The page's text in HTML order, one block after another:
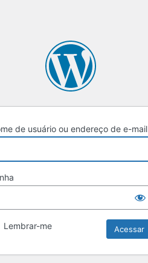
de usuário ou endereço de e-mail
Lembrar-me